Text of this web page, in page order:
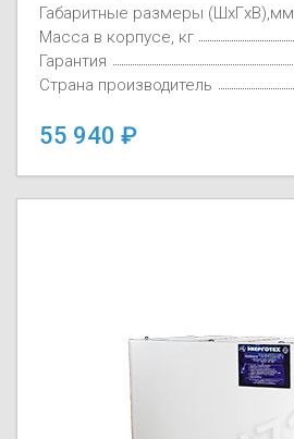
Габаритные размеры (ШxГxВ),мм
Масса в корпусе, кг
Гарантия
Страна производитель
55 940